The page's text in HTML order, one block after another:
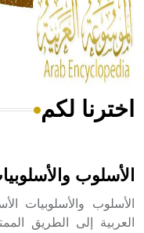
- هل تعلم أن المرجان
من مادة كربونات
أجود أنواعه، ويمتاز
هل تعلم أن الأبسيد
اخترنا لكم
الأسلوب
العربية إلى الطريق